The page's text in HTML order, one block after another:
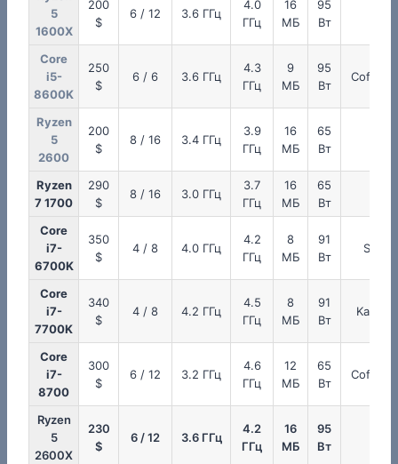
5
1600X
200
$
6 / 12 3.6 ГГц
4.0
ГГц
16
МБ
95
Вт
Core
i5-
8600K
250
$
6 / 6 3.6 ГГц
4.3
ГГц
9
МБ
95
Вт
Coffee
Ryzen
5
2600
200
$
8 / 16 3.4 ГГц
3.9
ГГц
16
МБ
65
Вт
Ryzen
7 1700
290
$
8 / 16 3.0 ГГц
3.7
ГГц
16
МБ
65
Вт
Core
i7-
6700K
350
$
4 / 8 4.0 ГГц
4.2
ГГц
8
МБ
91
Вт
Core
i7-
7700K
340
$
4 / 8 4.2 ГГц
4.5
ГГц
8
МБ
91
Вт
Kaby
Core
i7-
8700
300
$
6 / 12 3.2 ГГц
4.6
ГГц
12
МБ
65
Вт
Coffee
Ryzen
5
2600X
230
$
6 / 12 3.6 ГГц
4.2
ГГц
16
МБ
95
Вт